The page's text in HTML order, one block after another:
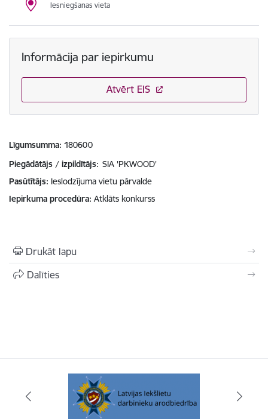
Iesniegšanas vieta
Informācija par iepirkumu
Atvērt EIS
Līgumsumma 180600
Piegādātājs / izpildītājs: SIA 'PKWOOD'
Pasūtītājs Ieslodzījuma vietu pārvalde
Iepirkuma procedūra Atklāts konkurss
Drukāt lapu
Dalīties